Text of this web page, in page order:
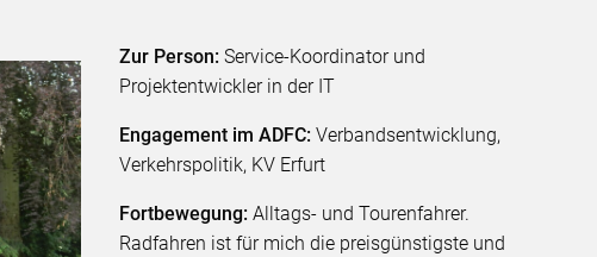
Zur Person: Service-Koordinator und
Projektentwickler in der IT
Engagement im ADFC:Verbandsentwicklung,
Verkehrspolitik, KV Erfurt
Fortbewegung: Alltags- und Tourenfahrer.
Radfahren ist für mich die preisgünstigste und